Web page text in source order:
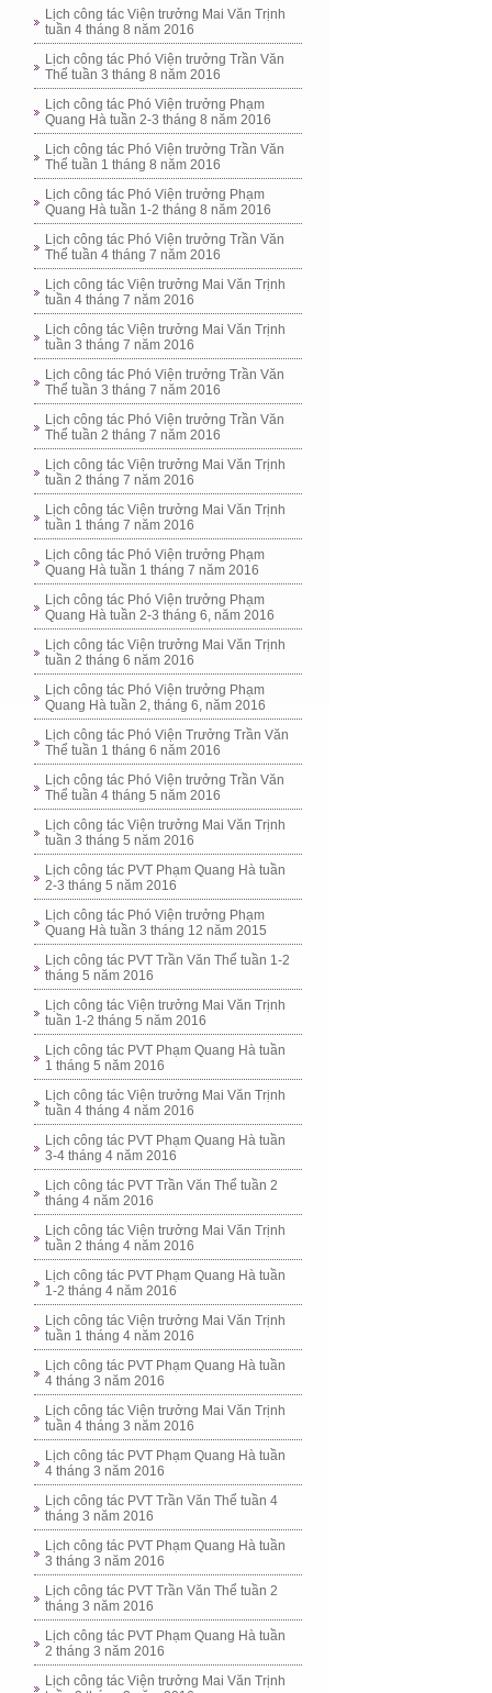
Lịch công tác Viện trưởng Mai Văn Trịnh
tuần 4 tháng 8 năm 2016
Lịch công tác Phó Viện trưởng Trần Văn
Thể tuần 3 tháng 8 năm 2016
Lịch công tác Phó Viện trưởng Phạm
Quang Hà tuần 2-3 tháng 8 năm 2016
Lịch công tác Phó Viện trưởng Trần Văn
Thể tuần 1 tháng 8 năm 2016
Lịch công tác Phó Viện trưởng Phạm
Quang Hà tuần 1-2 tháng 8 năm 2016
Lịch công tác Phó Viện trưởng Trần Văn
Thể tuần 4 tháng 7 năm 2016
Lịch công tác Viện trưởng Mai Văn Trịnh
tuần 4 tháng 7 năm 2016
Lịch công tác Viện trưởng Mai Văn Trịnh
tuần 3 tháng 7 năm 2016
Lịch công tác Phó Viện trưởng Trần Văn
Thể tuần 3 tháng 7 năm 2016
Lịch công tác Phó Viện trưởng Trần Văn
Thể tuần 2 tháng 7 năm 2016
Lịch công tác Viện trưởng Mai Văn Trịnh
tuần 2 tháng 7 năm 2016
Lịch công tác Viện trưởng Mai Văn Trịnh
tuần 1 tháng 7 năm 2016
Lịch công tác Phó Viện trưởng Phạm
Quang Hà tuần 1 tháng 7 năm 2016
Lịch công tác Phó Viện trưởng Phạm
Quang Hà tuần 2-3 tháng 6, năm 2016
Lịch công tác Viện trưởng Mai Văn Trịnh
tuần 2 tháng 6 năm 2016
Lịch công tác Phó Viện trưởng Phạm
Quang Hà tuần 2, tháng 6, năm 2016
Lịch công tác Phó Viện Trưởng Trần Văn
Thể tuần 1 tháng 6 năm 2016
Lịch công tác Phó Viện trưởng Trần Văn
Thể tuần 4 tháng 5 năm 2016
Lịch công tác Viện trưởng Mai Văn Trịnh
tuần 3 tháng 5 năm 2016
Lịch công tác PVT Phạm Quang Hà tuần
2-3 tháng 5 năm 2016
Lịch công tác Phó Viện trưởng Phạm
Quang Hà tuần 3 tháng 12 năm 2015
Lịch công tác PVT Trần Văn Thể tuần 1-2
tháng 5 năm 2016
Lịch công tác Viện trưởng Mai Văn Trịnh
tuần 1-2 tháng 5 năm 2016
Lịch công tác PVT Phạm Quang Hà tuần
1 tháng 5 năm 2016
Lịch công tác Viện trưởng Mai Văn Trịnh
tuần 4 tháng 4 năm 2016
Lịch công tác PVT Phạm Quang Hà tuần
3-4 tháng 4 năm 2016
Lịch công tác PVT Trần Văn Thể tuần 2
tháng 4 năm 2016
Lịch công tác Viện trưởng Mai Văn Trịnh
tuần 2 tháng 4 năm 2016
Lịch công tác PVT Phạm Quang Hà tuần
1-2 tháng 4 năm 2016
Lịch công tác Viện trưởng Mai Văn Trịnh
tuần 1 tháng 4 năm 2016
Lịch công tác PVT Phạm Quang Hà tuần
4 tháng 3 năm 2016
Lịch công tác Viện trưởng Mai Văn Trịnh
tuần 4 tháng 3 năm 2016
Lịch công tác PVT Phạm Quang Hà tuần
4 tháng 3 năm 2016
Lịch công tác PVT Trần Văn Thể tuần 4
tháng 3 năm 2016
Lịch công tác PVT Phạm Quang Hà tuần
3 tháng 3 năm 2016
Lịch công tác PVT Trần Văn Thể tuần 2
tháng 3 năm 2016
Lịch công tác PVT Phạm Quang Hà tuần
2 tháng 3 năm 2016
Lịch công tác Viện trưởng Mai Văn Trịnh